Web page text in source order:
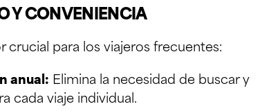
Y CONVENIENCIA
crucial para los viajeros frecuentes:
anual: Elimina la necesidad de buscar y
cada viaje individual.